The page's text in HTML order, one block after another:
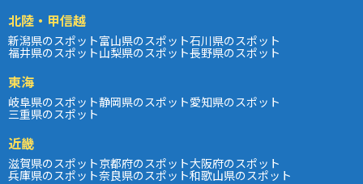
北陸・甲信越
新潟県のスポット富山県のスポット石川県のスポット
福井県のスポット山梨県のスポット長野県のスポット
東海
岐阜県のスポット静岡県のスポット愛知県のスポット
三重県のスポット
近畿
滋賀県のスポット京都府のスポット大阪府のスポット
兵庫県のスポット奈良県のスポット和歌山県のスポット